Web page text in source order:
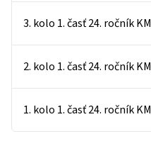
3. kolo 1. časť 24. ročník
2. kolo 1. časť 24. ročník
1. kolo 1. časť 24. ročník